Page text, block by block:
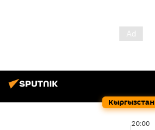
Кыргызстан
20:00